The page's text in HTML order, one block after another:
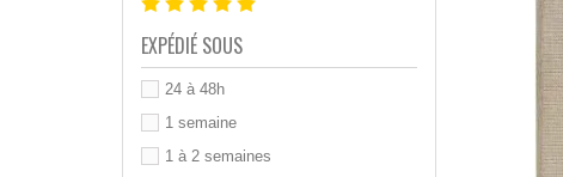
EXPÉDIÉ SOUS
24 à 48h
1 semaine
1 à 2 semaines